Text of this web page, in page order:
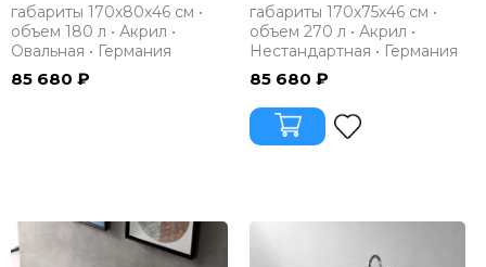
габариты 170х80х46 см •
объем 180 л • Акрил •
Овальная • Германия
85 680 ₽
габариты 170х75х46 см •
объем 270 л • Акрил •
Нестандартная • Германия
85 680 ₽